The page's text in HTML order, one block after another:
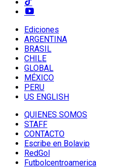
Ediciones
ARGENTINA
BRASIL
CHILE
GLOBAL
MÉXICO
PERU
US ENGLISH
QUIENES SOMOS
STAFF
CONTACTO
Escribe en Bolavip
RedGol
Futbolcentroamerica